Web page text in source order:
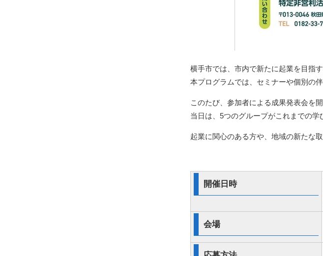
横手市では、市内で新たに起業を目指
本プログラムでは、セミナーや個別の
このたび、参加者による成果発表会を開
当日は、5つのグループがこれまでの学
起業に関心のある方や、地域の新たな
開催日時
会場